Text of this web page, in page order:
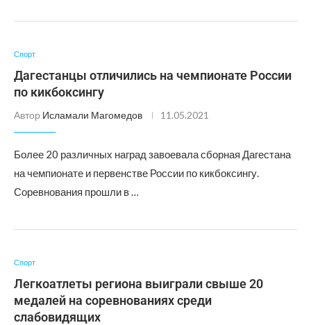
Спорт
Дагестанцы отличились на чемпионате России
по кикбоксингу
Автор Исламали Магомедов 11.05.2021
Более 20 различных наград завоевала сборная Дагестана
на чемпионате и первенстве России по кикбоксингу.
Соревнования прошли в …
Спорт
Легкоатлеты региона выиграли свыше 20
медалей на соревнованиях среди
слабовидящих